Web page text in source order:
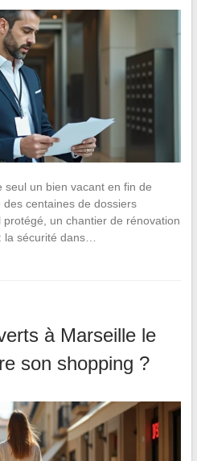
seul un bien vacant en fin de
centaines de dossiers
un chantier de rénovation
la sécurité dans…
à Marseille le
son shopping ?